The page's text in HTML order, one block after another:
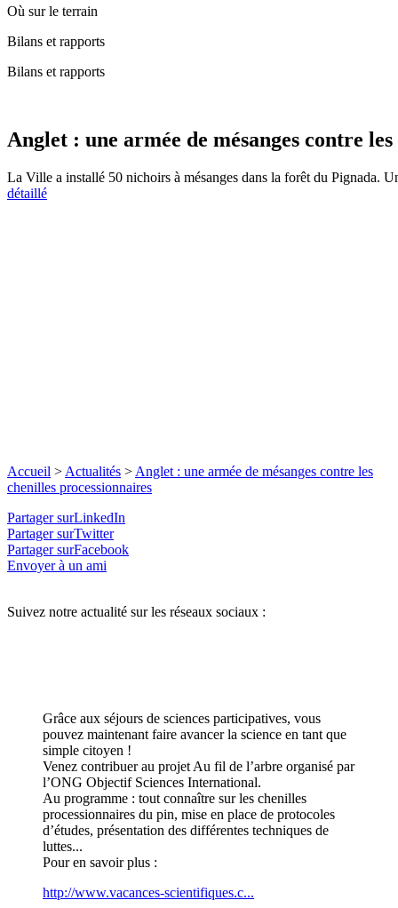
Où sur le terrain
Bilans et rapports
Bilans et rapports
Anglet : une armée de mésanges contre
La Ville a installé 50 nichoirs à mésanges dans la forêt du Pignada.
détaillé
Accueil > Actualités > Anglet : une armée de mésanges contre les
chenilles processionnaires
Partager surLinkedIn
Partager surTwitter
Partager surFacebook
Envoyer à un ami
Suivez notre actualité sur les réseaux sociaux :
Grâce aux séjours de sciences participatives, vous
pouvez maintenant faire avancer la science en tant que
simple citoyen !
Venez contribuer au projet Au fil de l’arbre organisé par
l’ONG Objectif Sciences International.
Au programme : tout connaître sur les chenilles
processionnaires du pin, mise en place de protocoles
d’études, présentation des différentes techniques de
luttes...
Pour en savoir plus :
http://www.vacances-scientifiques.c...